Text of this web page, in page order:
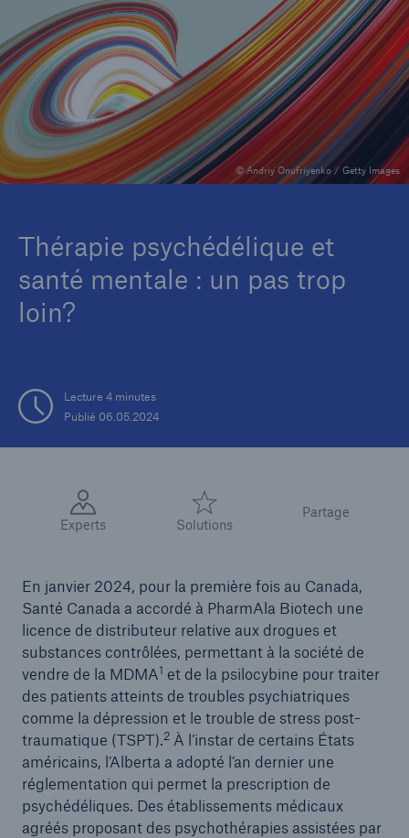
Thérapie psychédélique et
santé mentale : un pas trop
loin?
Lecture 4 minutes
Publié 06.05.2024
© Andriy Onufriyenko / Getty Images
Experts Solutions
Partage
En janvier 2024, pour la première fois au Canada,
Santé Canada a accordé à PharmAla Biotech une
licence de distributeur relative aux drogues et
substances contrôlées, permettant à la société de
vendre de la MDMA1 et de la psilocybine pour traiter
des patients atteints de troubles psychiatriques
comme la dépression et le trouble de stress post-
traumatique (TSPT).2À l’instar de certains États
américains, l’Alberta a adopté l’an dernier une
réglementation qui permet la prescription de
psychédéliques. Des établissements médicaux
agréés proposant des psychothérapies assistées par
Entreprise
Carrières